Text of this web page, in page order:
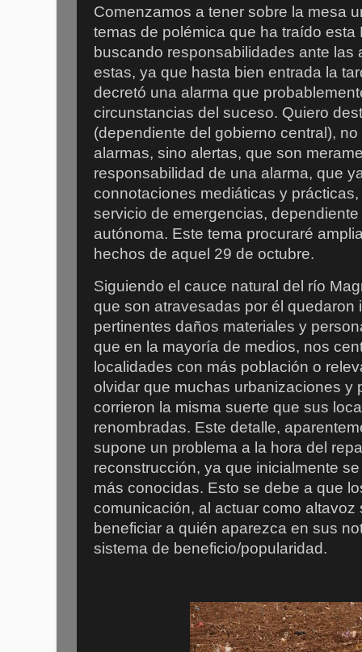
Comenzamos a tener sobre la mesa
temas de polémica que ha traído
buscando responsabilidades ante las
estas, ya que hasta bien entrada la
decretó una alarma que
circunstancias del suceso. Quiero
(dependiente del gobierno central),
alarmas, sino alertas, que son
responsabilidad de una alarma, que
connotaciones mediáticas y
servicio de emergencias,
autónoma. Este tema procuraré
hechos de aquel 29 de octubre.
Siguiendo el cauce natural del río
que son atravesadas por él quedaron
pertinentes daños materiales y
que en la mayoría de medios, nos
localidades con más población o
olvidar que muchas urbanizaciones y
corrieron la misma suerte que sus
renombradas. Este detalle,
supone un problema a la hora del
reconstrucción, ya que inicialmente
más conocidas. Esto se debe a que
comunicación, al actuar como altavoz
beneficiar a quién aparezca en sus
sistema de beneficio/popularidad.